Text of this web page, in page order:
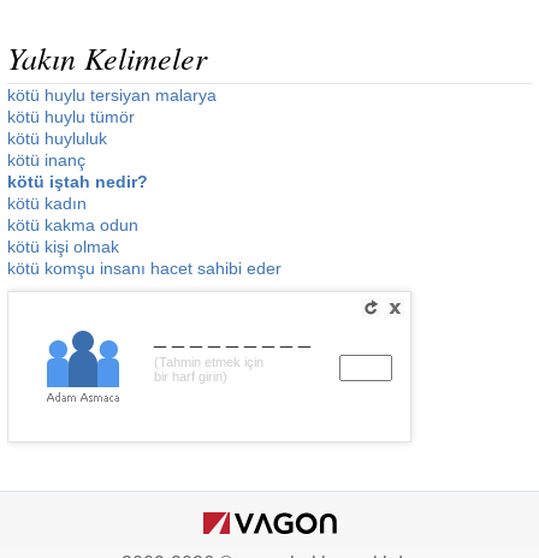
Yakın Kelimeler
kötü huylu tersiyan malarya
kötü huylu tümör
kötü huyluluk
kötü inanç
kötü iştah nedir?
kötü kadın
kötü kakma odun
kötü kişi olmak
kötü komşu insanı hacet sahibi eder
(Tahmin etmek için
bir harf girin)